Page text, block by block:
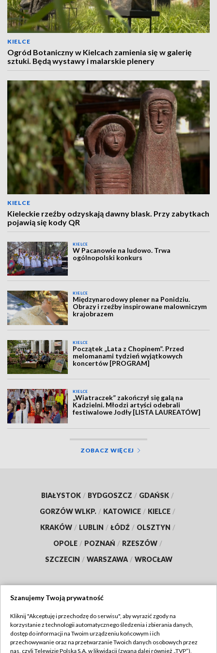
KIELCE
Ogród Botaniczny w Kielcach zamienia się w galerię
sztuki. Będą wystawy i malarskie plenery
KIELCE
Kieleckie rzeźby odzyskają dawny blask. Przy zabytkach
pojawią się kody QR
KIELCE
W Pacanowie na ludowo. Trwa
ogólnopolski konkurs
KIELCE
Międzynarodowy plener na Ponidziu.
Obrazy i rzeźby inspirowane malowniczym
krajobrazem
KIELCE
Początek „Lata z Chopinem”. Przed
melomanami tydzień wyjątkowych
koncertów [PROGRAM]
KIELCE
„Wiatraczek” zakończył się galą na
Kadzielni. Młodzi artyści odebrali
festiwalowe Jodły [LISTA LAUREATÓW]
ZOBACZ WIĘCEJ
BIAŁYSTOK / BYDGOSZCZ / GDAŃSK /
GORZÓW WLKP. / KATOWICE / KIELCE /
KRAKÓW / LUBLIN / ŁÓDŹ / OLSZTYN /
OPOLE / POZNAŃ / RZESZÓW /
SZCZECIN / WARSZAWA / WROCŁAW
TVP
Abonament TVP
Regulamin TVP
Szanujemy Twoją prywatność
Kliknij "Akceptuję i przechodzę do serwisu", aby wyrazić zgody na
korzystanie z technologii automatycznego śledzenia i zbierania danych,
dostęp do informacji na Twoim urządzeniu końcowym i ich
przechowywanie oraz na przetwarzanie Twoich danych osobowych przez
nas, czyli Telewizję Polską S.A. w likwidacji (zwaną dalej również „TVP”),